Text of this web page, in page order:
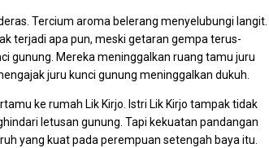
Tercium aroma belerang menyelubungi langit.
terjadi apa pun, meski getaran gempa terus-
gunung. Mereka meninggalkan ruang tamu juru
juru kunci gunung meninggalkan dukuh.
ke rumah Lik Kirjo. Istri Lik Kirjo tampak tidak
letusan gunung. Tapi kekuatan pandangan
yang kuat pada perempuan setengah baya itu.